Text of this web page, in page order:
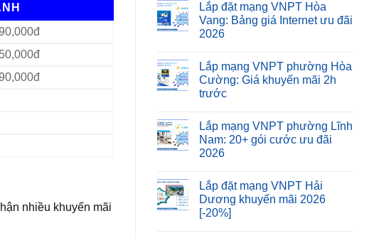
nhiều khuyến mãi
Lắp đặt mạng VNPT Hòa
Vang: Bảng giá Internet ưu đãi
2026
Lắp mạng VNPT phường Hòa
Cường: Giá khuyến mãi 2h
trước
Lắp mạng VNPT phường Lĩnh
Nam: 20+ gói cước ưu đãi
2026
Lắp đặt mạng VNPT Hải
Dương khuyến mãi 2026
[-20%]